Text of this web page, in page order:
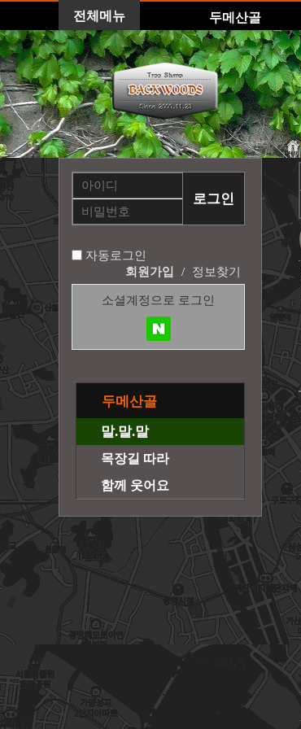
전체메뉴 두메산골
자동로그인
회원가입
/ 정보찾기
소셜계정으로 로그인
두메산골
말.말.말
목장길 따라
함께 웃어요